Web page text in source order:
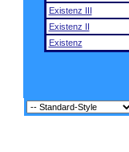
Existenz III
Existenz II
Existenz